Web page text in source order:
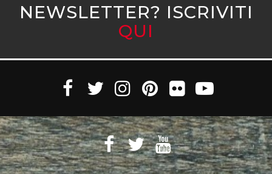
NEWSLETTER? ISCRIVITI
QUI